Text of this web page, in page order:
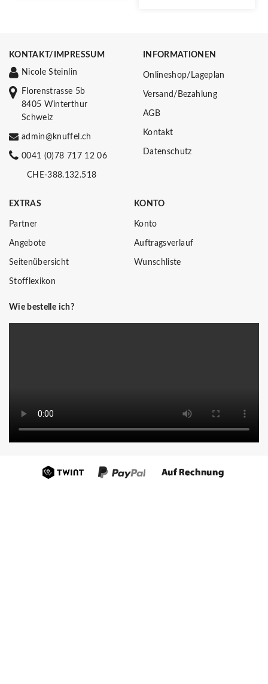
KONTAKT/IMPRESSUM
Nicole Steinlin
Florenstrasse 5b
8405 Winterthur
Schweiz
admin@knuffel.ch
0041 (0)78 717 12 06
CHE-388.132.518
INFORMATIONEN
Onlineshop/Lageplan
Versand/Bezahlung
AGB
Kontakt
Datenschutz
EXTRAS
Partner
Angebote
Seitenübersicht
Stofflexikon
KONTO
Konto
Auftragsverlauf
Wunschliste
Wie bestelle ich?